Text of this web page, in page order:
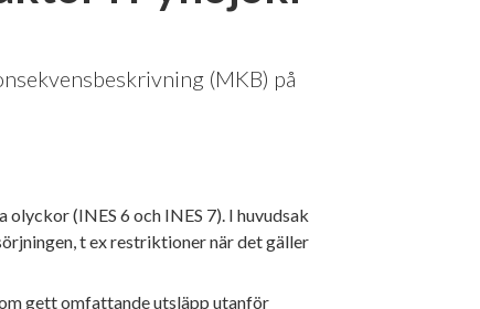
(MKB) på
(INES 6 och INES 7). I huvudsak
t ex restriktioner när det gäller
gett omfattande utsläpp utanför